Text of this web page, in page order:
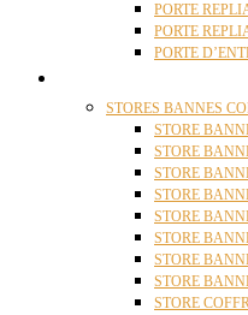
PORTE
PORTE
PORTE
STORES BANNES
STORE
STORE
STORE
STORE
STORE
STORE
STORE
STORE
STORE